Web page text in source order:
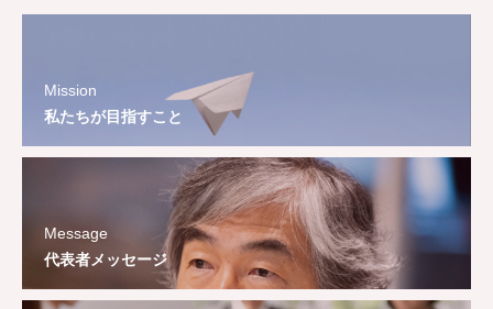
Mission
私たちが目指すこと
Message
代表者メッセージ